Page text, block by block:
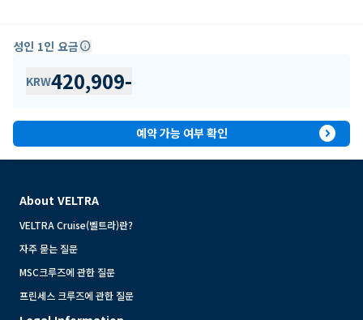
성인 1인 요금info
KRW420,909-
예약 가능 여부 확인 expand_circle_right
About VELTRA
VELTRA Cruise(벨트라)란?
자주 묻는 질문
MSC크루즈에 관한 질문
프린세스 크루즈에 관한 질문